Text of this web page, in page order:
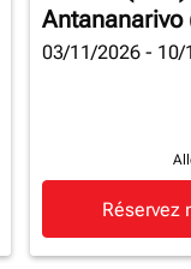
Antananarivo
03/11/2026 - 10/
Réservez